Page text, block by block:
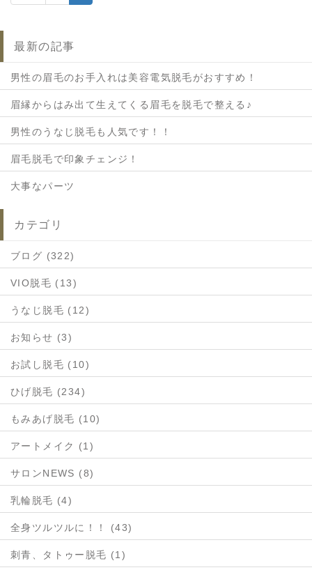
最新の記事
男性の眉毛のお手入れは美容電気脱毛がおすすめ！
眉縁からはみ出て生えてくる眉毛を脱毛で整える♪
男性のうなじ脱毛も人気です！！
眉毛脱毛で印象チェンジ！
大事なパーツ
カテゴリ
ブログ (322)
VIO脱毛 (13)
うなじ脱毛 (12)
お知らせ (3)
お試し脱毛 (10)
ひげ脱毛 (234)
もみあげ脱毛 (10)
アートメイク (1)
サロンNEWS (8)
乳輪脱毛 (4)
全身ツルツルに！！ (43)
刺青、タトゥー脱毛 (1)